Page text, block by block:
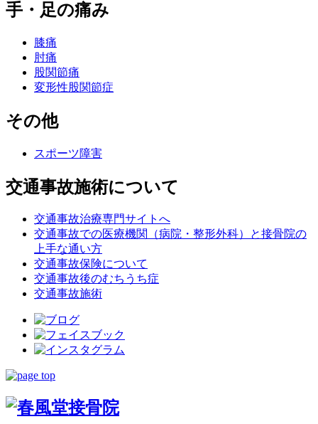
手・足の痛み
膝痛
肘痛
股関節痛
変形性股関節症
その他
スポーツ障害
交通事故施術について
交通事故治療専門サイトへ
交通事故での医療機関（病院・整形外科）と接骨院の
上手な通い方
交通事故保険について
交通事故後のむちうち症
交通事故施術